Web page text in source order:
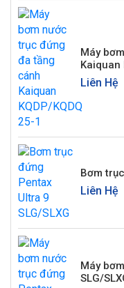
Máy
Kaiquan
Liên Hệ
Bơm
Liên Hệ
Máy
SLG/